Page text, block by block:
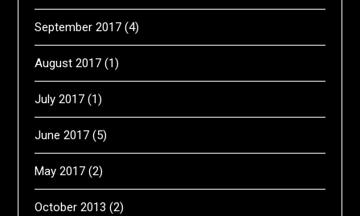
September 2017 (4)
August 2017 (1)
July 2017 (1)
June 2017 (5)
May 2017 (2)
October 2013 (2)